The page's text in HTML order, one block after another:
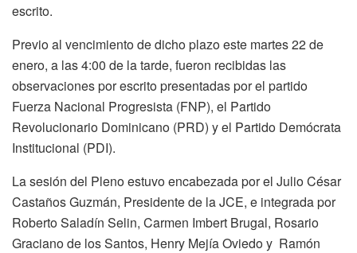
escrito.
Previo al vencimiento de dicho plazo este martes 22 de
enero, a las 4:00 de la tarde, fueron recibidas las
observaciones por escrito presentadas por el partido
Fuerza Nacional Progresista (FNP), el Partido
Revolucionario Dominicano (PRD) y el Partido Demócrata
Institucional (PDI).
La sesión del Pleno estuvo encabezada por el Julio César
Castaños Guzmán, Presidente de la JCE, e integrada por
Roberto Saladín Selin, Carmen Imbert Brugal, Rosario
Graciano de los Santos, Henry Mejía Oviedo y Ramón